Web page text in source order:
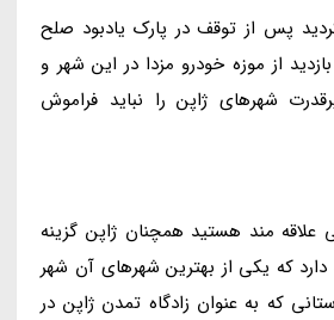
پس از توقف در پارک یادبود صلح
از موزه خودرو مزدا در این شهر و
شهرهای ژاپن را نباید فراموش
علاقه مند هستید همچنان ژاپن گزینه
دارد که یکی از بهترین شهرهای آن شهر
که به عنوان زادگاه تمدن ژاپن در